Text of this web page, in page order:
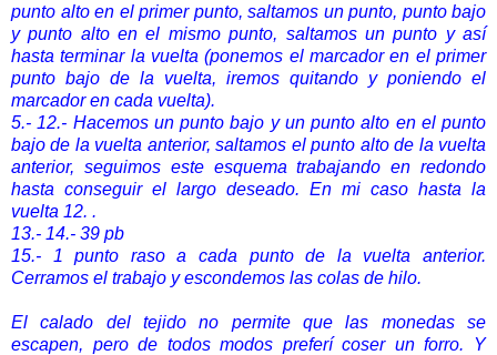
punto alto en el primer punto, saltamos un punto, punto bajo
y punto alto en el mismo punto, saltamos un punto y así
hasta terminar la vuelta (ponemos el marcador en el primer
punto bajo de la vuelta, iremos quitando y poniendo el
marcador en cada vuelta).
5.- 12.- Hacemos un punto bajo y un punto alto en el punto
bajo de la vuelta anterior, saltamos el punto alto de la vuelta
anterior, seguimos este esquema trabajando en redondo
hasta conseguir el largo deseado. En mi caso hasta la
vuelta 12. .
13.- 14.- 39 pb
15.- 1 punto raso a cada punto de la vuelta anterior.
Cerramos el trabajo y escondemos las colas de hilo.
El calado del tejido no permite que las monedas se
escapen, pero de todos modos preferí coser un forro. Y